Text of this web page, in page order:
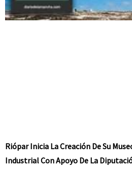
Riópar Inicia La Creación De Su
Industrial Con Apoyo De La